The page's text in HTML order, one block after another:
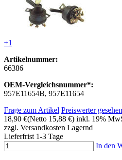
+1
Artikelnummer:
66386
OEM-Vergleichsnummer*:
957E11654B, 957E11654
Frage zum Artikel Preiswerter
18,90 €(Netto 15,88 €) inkl. 19%
zzgl. Versandkosten Lagernd
Lieferfrist 1-3 Tage
In den